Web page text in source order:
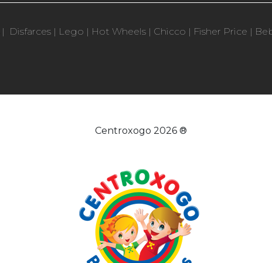
| Disfarces | Lego | Hot Wheels | Chicco | Fisher Price |
Centroxogo 2026 ®